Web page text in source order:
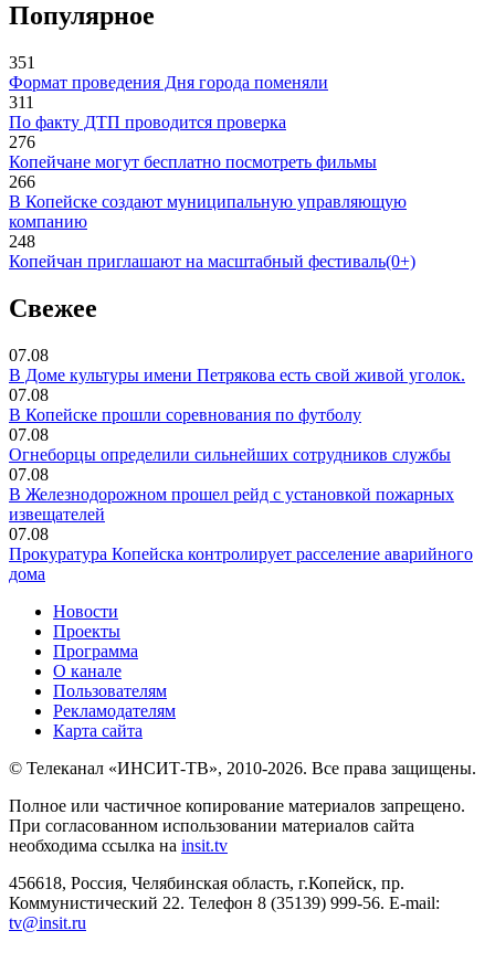
Популярное
351
Формат проведения Дня города поменяли
311
По факту ДТП проводится проверка
276
Копейчане могут бесплатно посмотреть фильмы
266
В Копейске создают муниципальную управляющую
компанию
248
Копейчан приглашают на масштабный фестиваль(0+)
Свежее
07.08
В Доме культуры имени Петрякова есть свой живой уголок.
07.08
В Копейске прошли соревнования по футболу
07.08
Огнеборцы определили сильнейших сотрудников службы
07.08
В Железнодорожном прошел рейд с установкой пожарных
извещателей
07.08
Прокуратура Копейска контролирует расселение аварийного
дома
Новости
Проекты
Программа
О канале
Пользователям
Рекламодателям
Карта сайта
© Телеканал «ИНСИТ-ТВ», 2010-2026. Все права защищены.
Полное или частичное копирование материалов запрещено.
При согласованном использовании материалов сайта
необходима ссылка на insit.tv
456618, Россия, Челябинская область, г.Копейск, пр.
Коммунистический 22. Телефон 8 (35139) 999-56. E-mail:
tv@insit.ru